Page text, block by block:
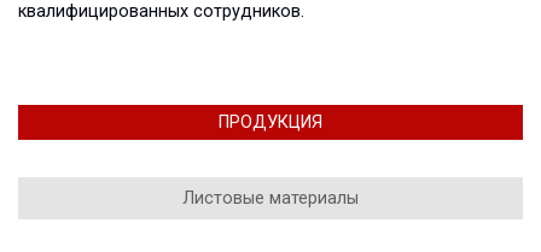
квалифицированных сотрудников.
ПРОДУКЦИЯ
Листовые материалы